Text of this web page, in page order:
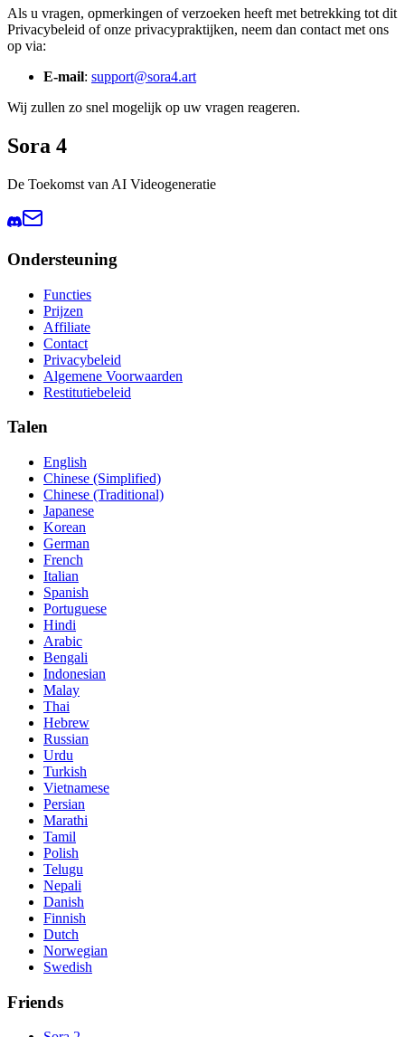
Als u vragen, opmerkingen of verzoeken heeft met betrekking tot dit
Privacybeleid of onze privacypraktijken, neem dan contact met ons
op via:
E-mail: support@sora4.art
Wij zullen zo snel mogelijk op uw vragen reageren.
Sora 4
De Toekomst van AI Videogeneratie
Ondersteuning
Functies
Prijzen
Affiliate
Contact
Privacybeleid
Algemene Voorwaarden
Restitutiebeleid
Talen
English
Chinese (Simplified)
Chinese (Traditional)
Japanese
Korean
German
French
Italian
Spanish
Portuguese
Hindi
Arabic
Bengali
Indonesian
Malay
Thai
Hebrew
Russian
Urdu
Turkish
Vietnamese
Persian
Marathi
Tamil
Polish
Telugu
Nepali
Danish
Finnish
Dutch
Norwegian
Swedish
Friends